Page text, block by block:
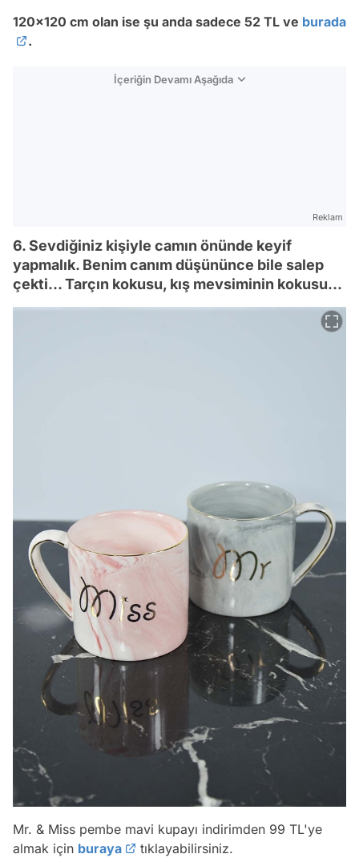
120x120 cm olan ise şu anda sadece 52 TL ve burada
.
İçeriğin Devamı Aşağıda
Reklam
6. Sevdiğiniz kişiyle camın önünde keyif
yapmalık. Benim canım düşününce bile salep
çekti... Tarçın kokusu, kış mevsiminin kokusu...
Mr. & Miss pembe mavi kupayı indirimden 99 TL'ye
almak için buraya
tıklayabilirsiniz.